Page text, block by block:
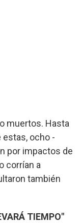
muertos. Hasta
estas, ocho -
por impactos de
corrían a
también
TIEMPO"